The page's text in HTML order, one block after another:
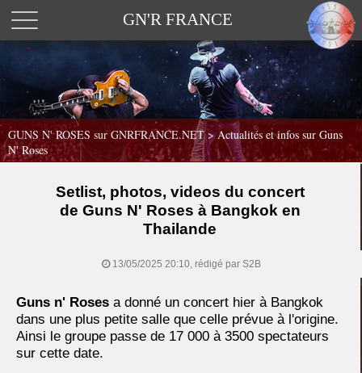
GN'R FRANCE
GUNS N' ROSES sur GNRFRANCE.NET>Actualités et infos sur Guns
N' Roses
Setlist, photos, videos du concert
de Guns N' Roses à Bangkok en
Thailande
13/05/2025 20:10, rédigé par S2B
Guns n' Roses a donné un concert hier à Bangkok
dans une plus petite salle que celle prévue à l'origine.
Ainsi le groupe passe de 17 000 à 3500 spectateurs
sur cette date.